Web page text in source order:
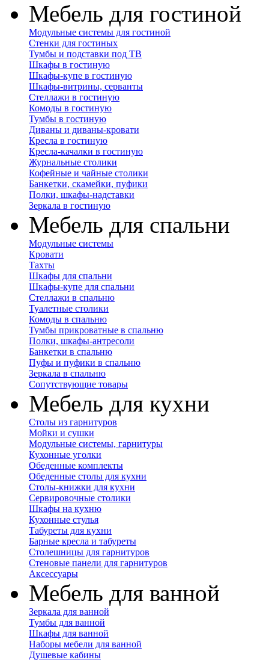
Мебель для гостиной
Модульные системы для гостиной
Стенки для гостиных
Тумбы и подставки под ТВ
Шкафы в гостиную
Шкафы-купе в гостиную
Шкафы-витрины, серванты
Стеллажи в гостиную
Комоды в гостиную
Тумбы в гостиную
Диваны и диваны-кровати
Кресла в гостиную
Кресла-качалки в гостиную
Журнальные столики
Кофейные и чайные столики
Банкетки, скамейки, пуфики
Полки, шкафы-надставки
Зеркала в гостиную
Мебель для спальни
Модульные системы
Кровати
Тахты
Шкафы для спальни
Шкафы-купе для спальни
Стеллажи в спальню
Туалетные столики
Комоды в спальню
Тумбы прикроватные в спальню
Полки, шкафы-антресоли
Банкетки в спальню
Пуфы и пуфики в спальню
Зеркала в спальню
Сопутствующие товары
Мебель для кухни
Столы из гарнитуров
Мойки и сушки
Модульные системы, гарнитуры
Кухонные уголки
Обеденные комплекты
Обеденные столы для кухни
Столы-книжки для кухни
Сервировочные столики
Шкафы на кухню
Кухонные стулья
Табуреты для кухни
Барные кресла и табуреты
Столешницы для гарнитуров
Стеновые панели для гарнитуров
Аксессуары
Мебель для ванной
Зеркала для ванной
Тумбы для ванной
Шкафы для ванной
Наборы мебели для ванной
Душевые кабины